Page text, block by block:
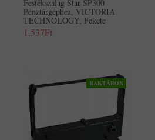
Festékszalag Star SP300
Pénztárgéphez, VICTORIA
TECHNOLOGY, Fekete
1,537Ft
RAKTÁRON